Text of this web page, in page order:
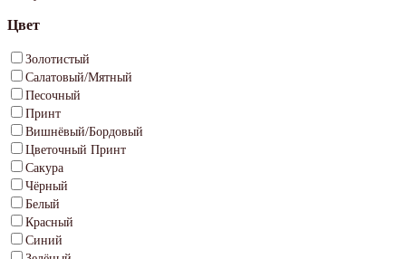
Цвет
Золотистый
Салатовый/Мятный
Песочный
Принт
Вишнёвый/Бордовый
Цветочный Принт
Сакура
Чёрный
Белый
Красный
Синий